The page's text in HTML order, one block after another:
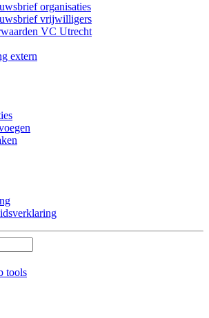
organisaties
vrijwilligers
VC Utrecht
extern
tools